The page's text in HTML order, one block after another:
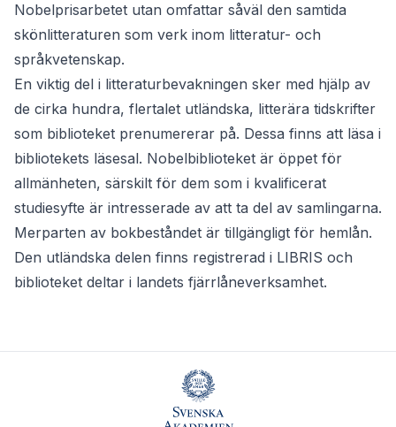
Nobelprisarbetet utan omfattar såväl den samtida
skönlitteraturen som verk inom litteratur- och
språkvetenskap.
En viktig del i litteraturbevakningen sker med hjälp av
de cirka hundra, flertalet utländska, litterära tidskrifter
som biblioteket prenumererar på. Dessa finns att läsa i
bibliotekets läsesal. Nobelbiblioteket är öppet för
allmänheten, särskilt för dem som i kvalificerat
studiesyfte är intresserade av att ta del av samlingarna.
Merparten av bokbeståndet är tillgängligt för hemlån.
Den utländska delen finns registrerad i LIBRIS och
biblioteket deltar i landets fjärrlåneverksamhet.